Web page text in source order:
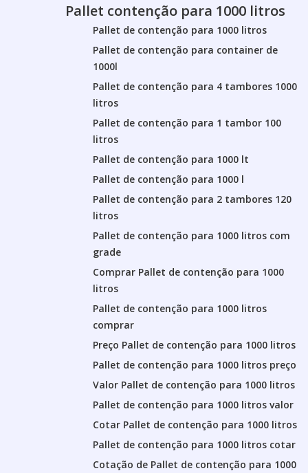
Pallet contenção para 1000 litros
Pallet de contenção para 1000 litros
Pallet de contenção para container de
1000l
Pallet de contenção para 4 tambores 1000
litros
Pallet de contenção para 1 tambor 100
litros
Pallet de contenção para 1000 lt
Pallet de contenção para 1000 l
Pallet de contenção para 2 tambores 120
litros
Pallet de contenção para 1000 litros com
grade
Comprar Pallet de contenção para 1000
litros
Pallet de contenção para 1000 litros
comprar
Preço Pallet de contenção para 1000 litros
Pallet de contenção para 1000 litros preço
Valor Pallet de contenção para 1000 litros
Pallet de contenção para 1000 litros valor
Cotar Pallet de contenção para 1000 litros
Pallet de contenção para 1000 litros cotar
Cotação de Pallet de contenção para 1000